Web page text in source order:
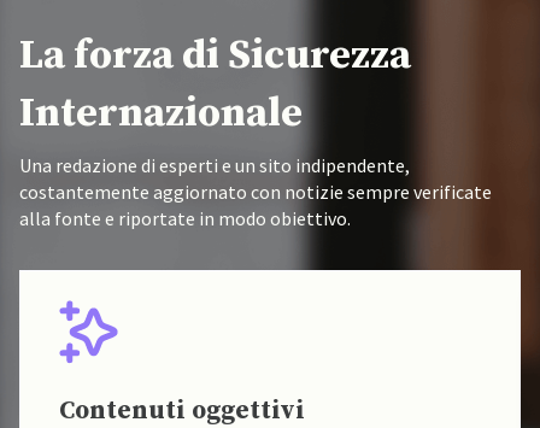
La forza di Sicurezza
Internazionale
Una redazione di esperti e un sito indipendente,
costantemente aggiornato con notizie sempre verificate
alla fonte e riportate in modo obiettivo.
Contenuti oggettivi